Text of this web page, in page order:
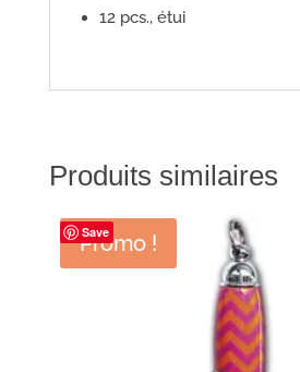
12 pcs., étui
Produits similaires
Save
Promo !